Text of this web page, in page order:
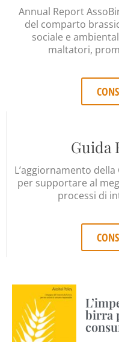
Annual Report
del comparto
sociale e
maltatori,
Guida
L’aggiornamento
per supportare al
processi di
birra